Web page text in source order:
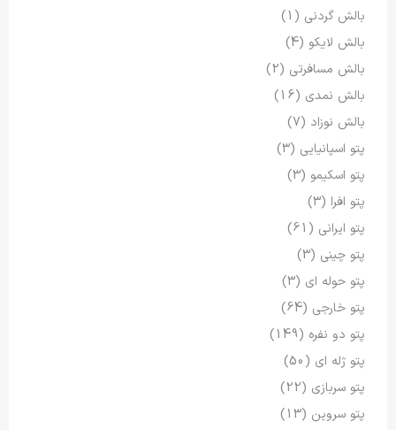
بالش گردنی (1)
بالش لایکو (4)
بالش مسافرتی (2)
بالش نمدی (16)
بالش نوزاد (7)
پتو اسپانیایی (3)
پتو اسکیمو (3)
پتو افرا (3)
پتو ایرانی (61)
پتو چینی (3)
پتو حوله ای (3)
پتو خارجی (64)
پتو دو نفره (149)
پتو ژله ای (50)
پتو سربازی (22)
پتو سروین (13)